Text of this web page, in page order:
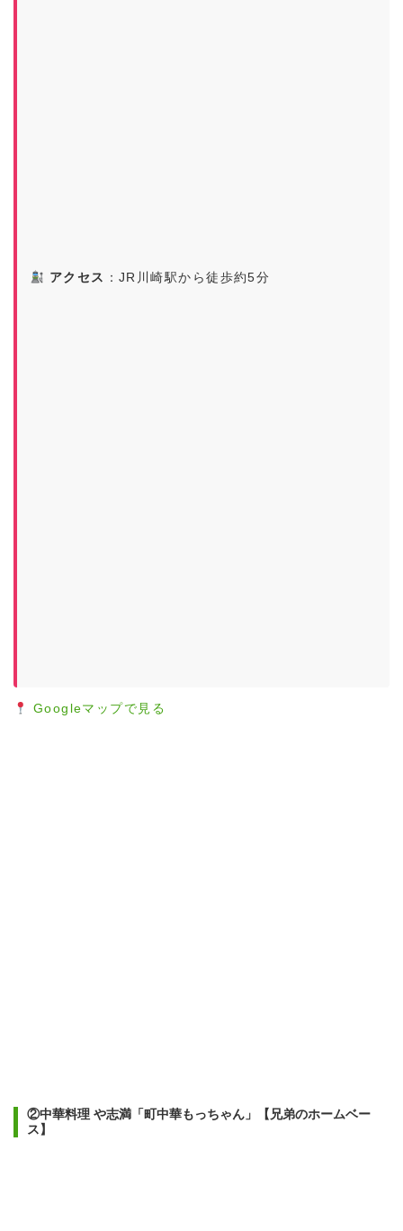
アクセス ：JR川崎駅から徒歩約5分
Googleマップで見る
②中華料理 や志満「町中華もっちゃん」【兄弟のホームベー
ス】